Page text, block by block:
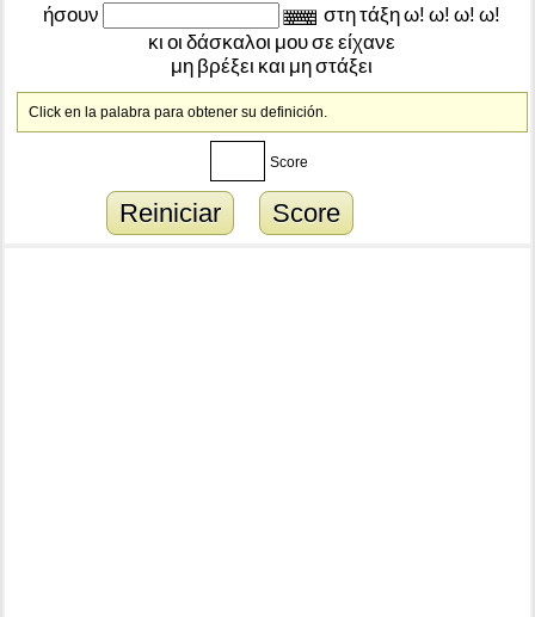
ήσουν
στητάξηω! ω! ω! ω!
κι οι δάσκαλοι μουσε είχανε
μη βρέξει και μηστάξει
Click en la palabra para obtener su definición.
Score
Reiniciar Score